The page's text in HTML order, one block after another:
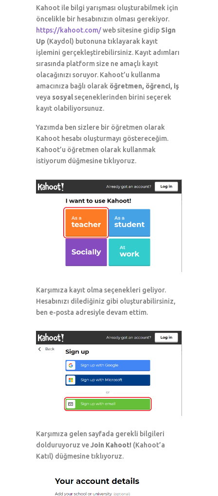
Kahoot ile bilgi yarışması oluşturabilmek için
öncelikle bir hesabınızın olması gerekiyor.
https://kahoot.com/web sitesine gidip Sign
Up (Kaydol) butonuna tıklayarak kayıt
işlemini gerçekleştirebilirsiniz. Kayıt adımları
sırasında platform size ne amaçlı kayıt
olacağınızı soruyor. Kahoot’u kullanma
amacınıza bağlı olarak öğretmen, öğrenci, iş
veya sosyalseçeneklerinden birini seçerek
kayıt olabiliyorsunuz.
Yazımda ben sizlere bir öğretmen olarak
Kahoot hesabı oluşturmayı göstereceğim.
Kahoot’u öğretmen olarak kullanmak
istiyorum düğmesine tıklıyoruz.
Karşımıza kayıt olma seçenekleri geliyor.
Hesabınızı dilediğiniz gibi oluşturabilirsiniz,
ben e-posta adresiyle devam ettim.
Karşımıza gelen sayfada gerekli bilgileri
dolduruyoruz veJoin Kahoot! (Kahoot’a
Katıl) düğmesine tıklıyoruz.